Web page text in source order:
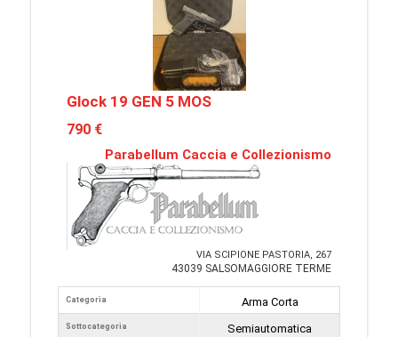
Glock 19 GEN 5 MOS
790 €
Parabellum Caccia e Collezionismo
VIA SCIPIONE PASTORIA, 267
43039 SALSOMAGGIORE TERME
Categoria
Sottocategoria
Arma Corta
Semiautomatica